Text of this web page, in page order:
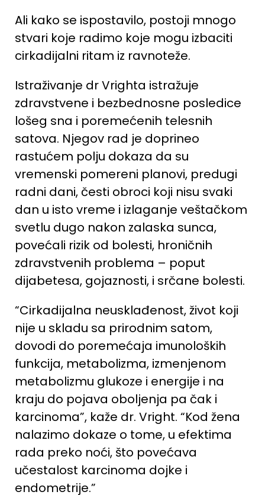
Ali kako se ispostavilo, postoji mnogo
stvari koje radimo koje mogu izbaciti
cirkadijalni ritam iz ravnoteže.
Istraživanje dr Vrighta istražuje
zdravstvene i bezbednosne posledice
lošeg sna i poremećenih telesnih
satova. Njegov rad je doprineo
rastućem polju dokaza da su
vremenski pomereni planovi, predugi
radni dani, česti obroci koji nisu svaki
dan u isto vreme i izlaganje veštačkom
svetlu dugo nakon zalaska sunca,
povećali rizik od bolesti, hroničnih
zdravstvenih problema – poput
dijabetesa, gojaznosti, i srčane bolesti.
“Cirkadijalna neusklađenost, život koji
nije u skladu sa prirodnim satom,
dovodi do poremećaja imunoloških
funkcija, metabolizma, izmenjenom
metabolizmu glukoze i energije i na
kraju do pojava oboljenja pa čak i
karcinoma”, kaže dr. Vright. “Kod žena
nalazimo dokaze o tome, u efektima
rada preko noći, što povećava
učestalost karcinoma dojke i
endometrije.”